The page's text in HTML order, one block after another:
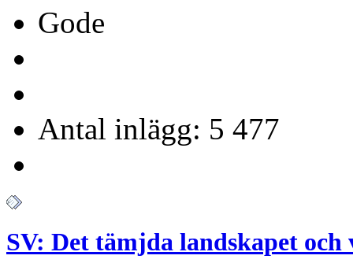
Gode
Antal inlägg: 5 477
SV: Det tämjda landskapet